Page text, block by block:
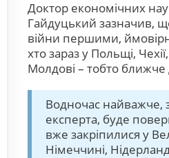
Доктор економічних
Гайдуцький зазначив,
війни першими,
хто зараз у Польщі,
Молдові – тобто
Водночас найважче,
експерта, буде
вже закріпилися у
Німеччині,